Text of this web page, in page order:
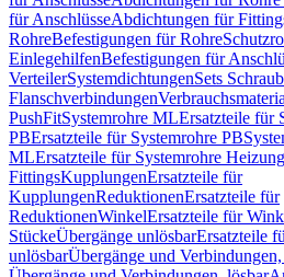
für AnschlüsseAbdichtungen für
RohreBefestigungen für Rohre
EinlegehilfenBefestigungen für
VerteilerSystemdichtungenSets
Flanschverbindungen
PushFitSystemrohre MLErsatzteile für
PBErsatzteile für Systemrohre PB
MLErsatzteile für Systemrohre
FittingsKupplungenErsatzteile für
KupplungenReduktionenErsatzteile für
ReduktionenWinkelErsatzteile für
StückeÜbergänge unlösbarErsatzteile
unlösbarÜbergänge und